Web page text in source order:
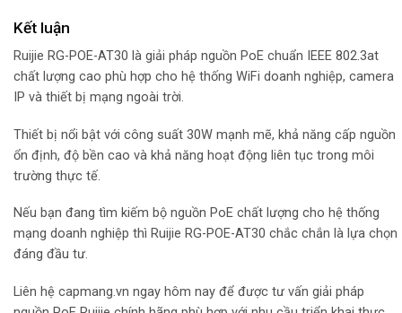
Kết luận
Ruijie RG-POE-AT30 là giải pháp nguồn PoE chuẩn IEEE 802.3at
chất lượng cao phù hợp cho hệ thống WiFi doanh nghiệp, camera
IP và thiết bị mạng ngoài trời.
Thiết bị nổi bật với công suất 30W mạnh mẽ, khả năng cấp nguồn
ổn định, độ bền cao và khả năng hoạt động liên tục trong môi
trường thực tế.
Nếu bạn đang tìm kiếm bộ nguồn PoE chất lượng cho hệ thống
mạng doanh nghiệp thì Ruijie RG-POE-AT30 chắc chắn là lựa chọn
đáng đầu tư.
Liên hệ capmang.vn ngay hôm nay để được tư vấn giải pháp